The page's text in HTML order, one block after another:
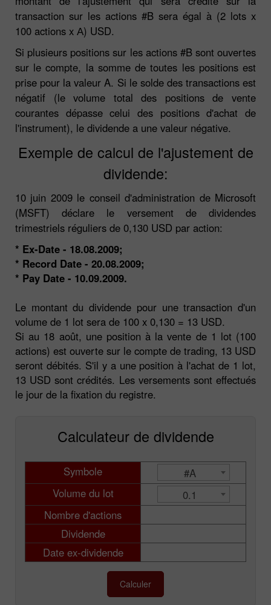
transaction sur les actions #B sera égal à (2 lots x
100 actions x А) USD.
Si plusieurs positions sur les actions #B sont ouvertes
sur le compte, la somme de toutes les positions est
prise pour la valeur A. Si le solde des transactions est
négatif (le volume total des positions de vente
courantes dépasse celui des positions d'achat de
l'instrument), le dividende a une valeur négative.
Exemple de calcul de l'ajustement de
dividende:
10 juin 2009 le conseil d'administration de Microsoft
(MSFT) déclare le versement de dividendes
trimestriels réguliers de 0,130 USD par action:
* Ex-Date - 18.08.2009;
* Record Date - 20.08.2009;
* Pay Date - 10.09.2009.
Le montant du dividende pour une transaction d'un
volume de 1 lot sera de 100 x 0,130 = 13 USD.
Si au 18 août, une position à la vente de 1 lot (100
actions) est ouverte sur le compte de trading, 13 USD
seront débités. S'il y a une position à l'achat de 1 lot,
13 USD sont crédités. Les versements sont effectués
le jour de la fixation du registre.
Calculateur de dividende
Symbole
#A
Volume du lot
0.1
Nombre d'actions
Dividende
Date ex-dividende
Calculer